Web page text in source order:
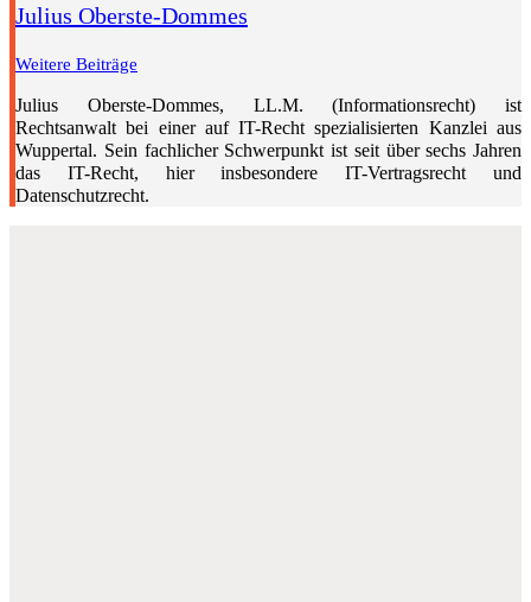
Julius Oberste-Dommes
Weitere Beiträge
Julius Oberste-Dommes, LL.M. (Informationsrecht) ist
Rechtsanwalt bei einer auf IT-Recht spezialisierten Kanzlei aus
Wuppertal. Sein fachlicher Schwerpunkt ist seit über sechs Jahren
das IT-Recht, hier insbesondere IT-Vertragsrecht und
Datenschutzrecht.